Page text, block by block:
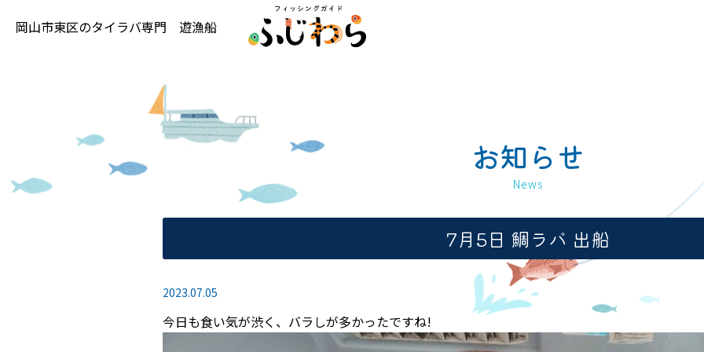
岡山市東区のタイラバ専門 遊漁船
お知らせ
News
7月5日 鯛ラバ 出船
2023.07.05
今日も食い気が渋く、バラしが多かったですね!